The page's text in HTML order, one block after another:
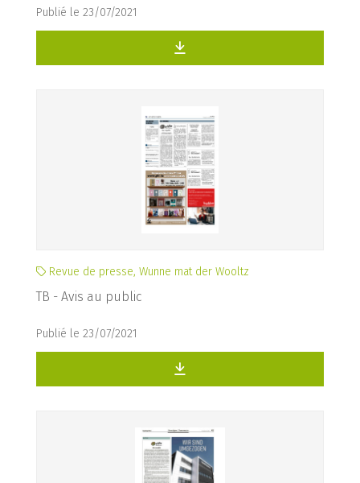
Publié le 23/07/2021
Revue de presse, Wunne mat der Wooltz
TB - Avis au public
Publié le 23/07/2021